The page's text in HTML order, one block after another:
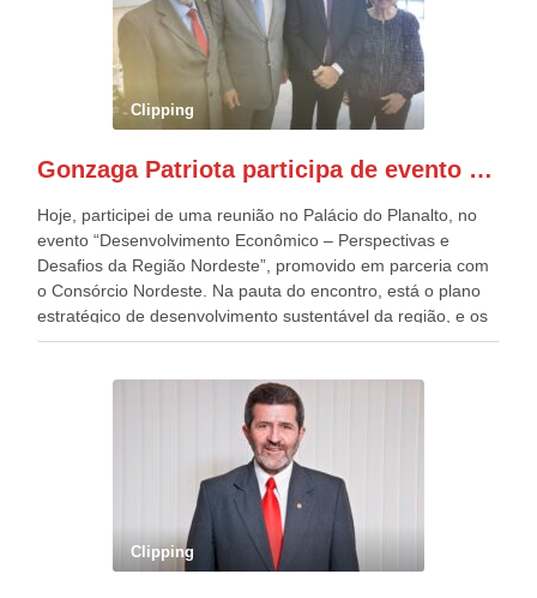
anualmente dos desfiles de Sete de Setembro, na
Esplanada dos Ministérios, em Brasília. Este ano, o governo
preparou espaços com cadeiras e coberturas, para 30.000
pessoas, só que o número de Patriotas Brasileiros
Independentes, dobrou na Esplanada. Eu, Lula e os
Patriota.
Clipping
Gonzaga Patriota participa de evento em prol do desenvolvimento do Nordeste
Hoje, participei de uma reunião no Palácio do Planalto, no
evento “Desenvolvimento Econômico – Perspectivas e
Desafios da Região Nordeste”, promovido em parceria com
o Consórcio Nordeste. Na pauta do encontro, está o plano
estratégico de desenvolvimento sustentável da região, e os
desafios para a elaboração de políticas públicas, que
evento contou com a presença do Vice-presidente Geraldo
Alckmin, que também ocupa o Ministério do
Desenvolvimento, Indústria, Comércio e Serviços, o ex
governador de Pernambuco, agora Presidente do Banco do
Nordeste, Paulo Câmara, o ex Deputado Federal, e
atualmente Superintendente da SUDENE, Danilo Cabral, da
Governadora de Pernambuco, Raquel Lyra, os ministros da
Casa Civil, Rui Costa, e da Integração e do Desenvolvimento
Clipping